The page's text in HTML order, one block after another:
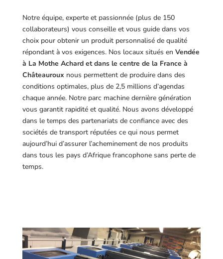
Notre équipe, experte et passionnée (plus de 150
collaborateurs) vous conseille et vous guide dans vos
choix pour obtenir un produit personnalisé de qualité
répondant à vos exigences. Nos locaux situés en Vendée
à La Mothe Achard et dans le centre de la France à
Châteauroux nous permettent de produire dans des
conditions optimales, plus de 2,5 millions d’agendas
chaque année. Notre parc machine dernière génération
vous garantit rapidité et qualité. Nous avons développé
dans le temps des partenariats de confiance avec des
sociétés de transport réputées ce qui nous permet
aujourd’hui d’assurer l’acheminement de nos produits
dans tous les pays d’Afrique francophone sans perte de
temps.